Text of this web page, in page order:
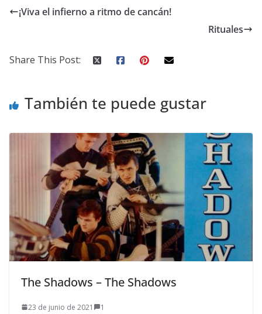
¡Viva el infierno a ritmo de cancán!
Rituales
Share This Post:
También te puede gustar
The Shadows – The Shadows
23 de junio de 2021 1